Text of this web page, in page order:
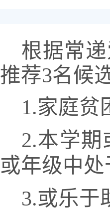
根据常
推荐3名候
1.家庭贫
2.本学
或年级中
3.或乐于